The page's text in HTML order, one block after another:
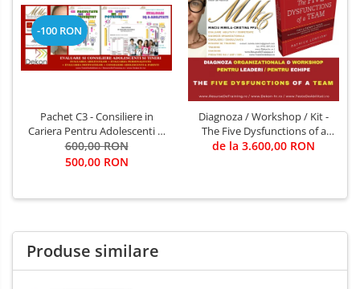
-100 RON
Pachet C3 - Consiliere in
Cariera Pentru Adolescenti si
Studenti evaluare, consiliere,
indrumare
600,00 RON
500,00 RON
Diagnoza / Workshop / Kit -
The Five Dysfunctions of a
Team (Autor Patrick Lencioni)
de la 3.600,00 RON
Produse similare